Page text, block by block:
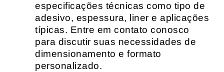
especificações técnicas como tipo de
adesivo, espessura, liner e aplicações
típicas. Entre em contato conosco
para discutir suas necessidades de
dimensionamento e formato
personalizado.